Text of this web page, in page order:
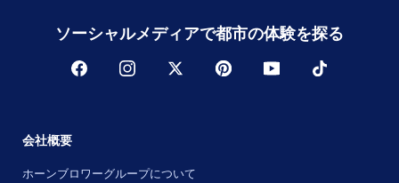
ソーシャルメディアで都市の体験を探る
会社概要
ホーンブロワーグループについて